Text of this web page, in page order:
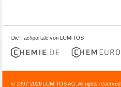
Die Fachportale von LUMITOS
© 1997-2026 LUMITOS AG, All rights reserved